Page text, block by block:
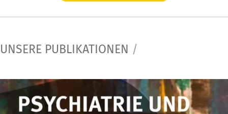
UNSERE PUBLIKATIONEN /